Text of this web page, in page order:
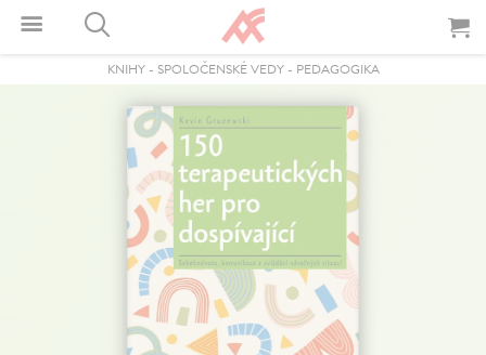
KNIHY- SPOLOČENSKÉ VEDY- PEDAGOGIKA